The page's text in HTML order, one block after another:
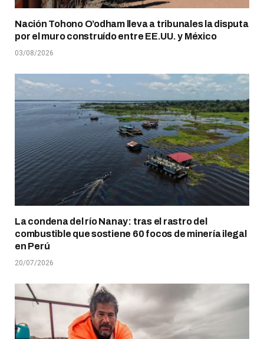
Nación Tohono O’odham lleva a tribunales la disputa
por el muro construído entre EE.UU. y México
03/08/2026
La condena del río Nanay: tras el rastro del
combustible que sostiene 60 focos de minería ilegal
en Perú
20/07/2026